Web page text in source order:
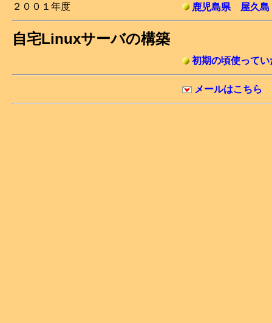
２００１年度
鹿児島県 屋久島
自宅Linuxサーバの構築
初期の頃使って
メールはこちら